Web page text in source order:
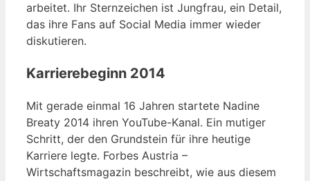
arbeitet. Ihr Sternzeichen ist Jungfrau, ein Detail,
das ihre Fans auf Social Media immer wieder
diskutieren.
Karrierebeginn 2014
Mit gerade einmal 16 Jahren startete Nadine
Breaty 2014 ihren YouTube-Kanal. Ein mutiger
Schritt, der den Grundstein für ihre heutige
Karriere legte. Forbes Austria –
Wirtschaftsmagazin beschreibt, wie aus diesem